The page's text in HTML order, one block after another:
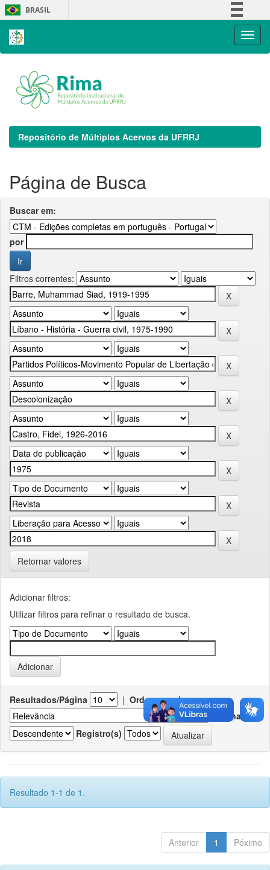
Skip
navigation
BRASIL
Repositório de Múltiplos Acervos da UFRRJ
Página de Busca
Buscar em:
por
Filtros correntes:
Retornar valores
Adicionar filtros:
Utilizar filtros para refinar o resultado de busca.
Resultados/Página | Ordenar registros por
Ordenar
Registro(s)
Resultado 1-1 de 1.
Anterior 1 Póximo